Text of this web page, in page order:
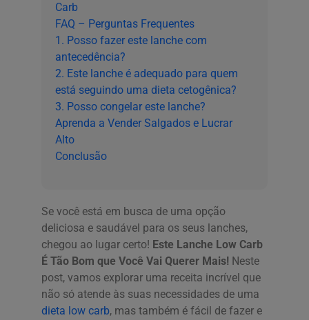
Carb
FAQ – Perguntas Frequentes
1. Posso fazer este lanche com
antecedência?
2. Este lanche é adequado para quem
está seguindo uma dieta cetogênica?
3. Posso congelar este lanche?
Aprenda a Vender Salgados e Lucrar
Alto
Conclusão
Se você está em busca de uma opção
deliciosa e saudável para os seus lanches,
chegou ao lugar certo! Este Lanche Low Carb
É Tão Bom que Você Vai Querer Mais! Neste
post, vamos explorar uma receita incrível que
não só atende às suas necessidades de uma
dieta low carb, mas também é fácil de fazer e